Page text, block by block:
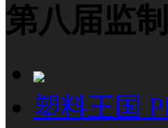
第八届监
塑料王国